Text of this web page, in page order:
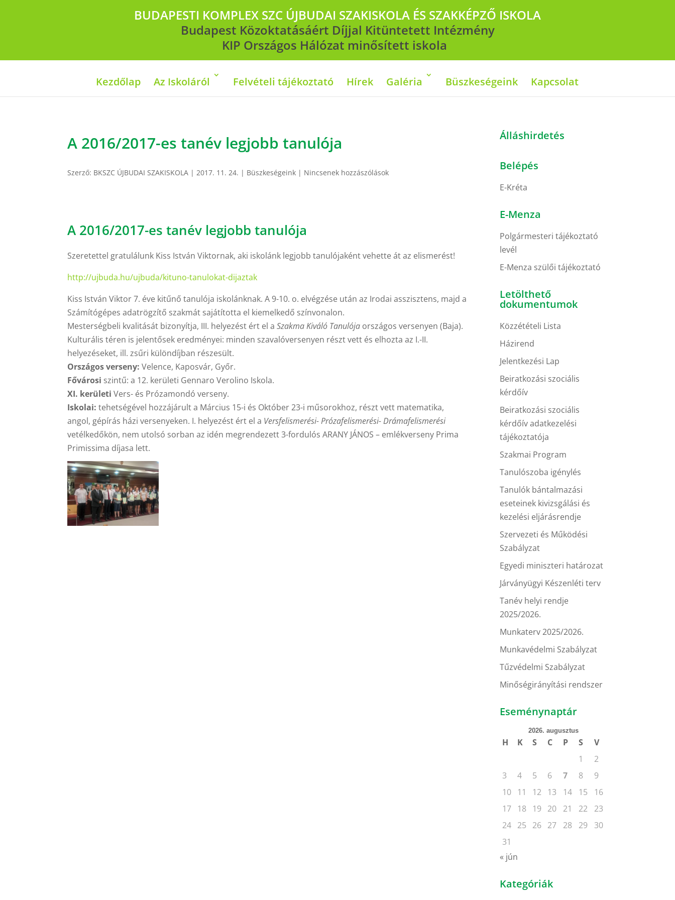
BUDAPESTI KOMPLEX SZC ÚJBUDAI SZAKISKOLA ÉS SZAKKÉPZŐ ISKOLA
Budapest Közoktatásáért Díjjal Kitüntetett Intézmény
KIP Országos Hálózat minősített iskola
Kezdőlap Az Iskoláról Felvételi tájékoztató Hírek Galéria Büszkeségeink Kapcsolat
A 2016/2017-es tanév legjobb tanulója
Szerző: BKSZC ÚJBUDAI SZAKISKOLA | 2017. 11. 24. | Büszkeségeink | Nincsenek hozzászólások
A 2016/2017-es tanév legjobb tanulója
Szeretettel gratulálunk Kiss István Viktornak, aki iskolánk legjobb tanulójaként vehette át az elismerést!
http://ujbuda.hu/ujbuda/kituno-tanulokat-dijaztak
Kiss István Viktor 7. éve kitűnő tanulója iskolánknak. A 9-10. o. elvégzése után az Irodai asszisztens, majd a
Számítógépes adatrögzítő szakmát sajátította el kiemelkedő színvonalon.
Mesterségbeli kvalitását bizonyítja, III. helyezést ért el aSzakma Kiváló Tanulója országos versenyen (Baja).
Kulturális téren is jelentősek eredményei: minden szavalóversenyen részt vett és elhozta az I.-II.
helyezéseket, ill. zsűri különdíjban részesült.
Országos verseny: Velence, Kaposvár, Győr.
Fővárosi szintű: a 12. kerületi Gennaro Verolino Iskola.
XI. kerületi Vers- és Prózamondó verseny.
Iskolai: tehetségével hozzájárult a Március 15-i és Október 23-i műsorokhoz, részt vett matematika,
angol, gépírás házi versenyeken. I. helyezést ért el a Versfelismerési- Prózafelismerési- Drámafelismerési
vetélkedőkön, nem utolsó sorban az idén megrendezett 3-fordulós ARANY JÁNOS – emlékverseny Prima
Primissima díjasa lett.
Álláshirdetés
Belépés
E-Kréta
E-Menza
Polgármesteri tájékoztató
levél
E-Menza szülői tájékoztató
Letölthető
dokumentumok
Közzétételi Lista
Házirend
Jelentkezési Lap
Beiratkozási szociális
kérdőív
Beiratkozási szociális
kérdőív adatkezelési
tájékoztatója
Szakmai Program
Tanulószoba igénylés
Tanulók bántalmazási
eseteinek kivizsgálási és
kezelési eljárásrendje
Szervezeti és Működési
Szabályzat
Egyedi miniszteri határozat
Járványügyi Készenléti terv
Tanév helyi rendje
2025/2026.
Munkaterv 2025/2026.
Munkavédelmi Szabályzat
Tűzvédelmi Szabályzat
Minőségirányítási rendszer
Eseménynaptár
2026. augusztus
H K S C P S
V
1
2
3
4 5 6 7 8
9
10 11 12 13 14 15
16
17 18 19 20 21 22
23
24 25 26 27 28 29
30
31
« jún
Kategóriák